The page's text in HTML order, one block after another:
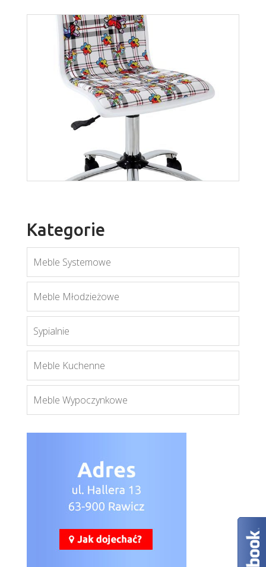
Moro
Fun-13
Kategorie
Meble Systemowe
Meble Młodzieżowe
Sypialnie
Meble Kuchenne
Meble Wypoczynkowe